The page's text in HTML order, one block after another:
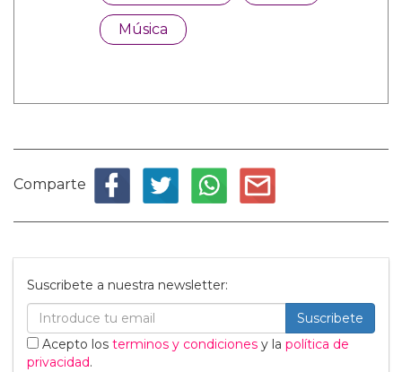
Música
Comparte
Suscribete a nuestra newsletter:
Suscribete
Acepto los terminos y condiciones y la política de
privacidad.